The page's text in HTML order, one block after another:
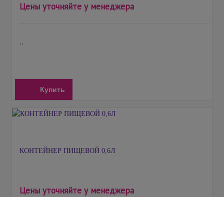
Цены уточняйте у менеджера
..
Купить
КОНТЕЙНЕР ПИЩЕВОЙ 0,6Л
Цены уточняйте у менеджера